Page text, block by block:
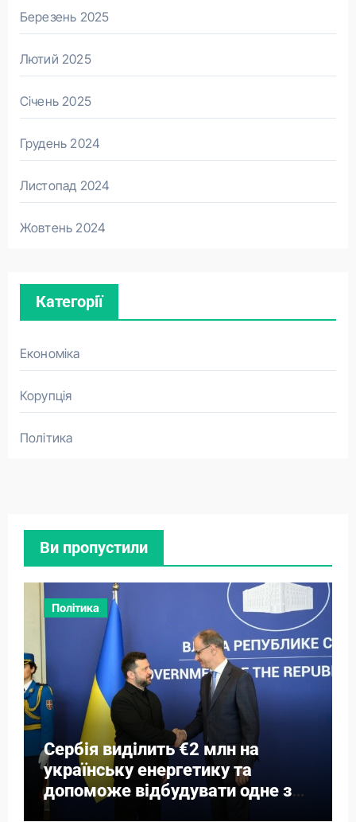
Березень 2025
Лютий 2025
Січень 2025
Грудень 2024
Листопад 2024
Жовтень 2024
Категорії
Економіка
Корупція
Політика
Ви пропустили
Політика
Сербія виділить €2 млн на
українську енергетику та
допоможе відбудувати одне з
міст